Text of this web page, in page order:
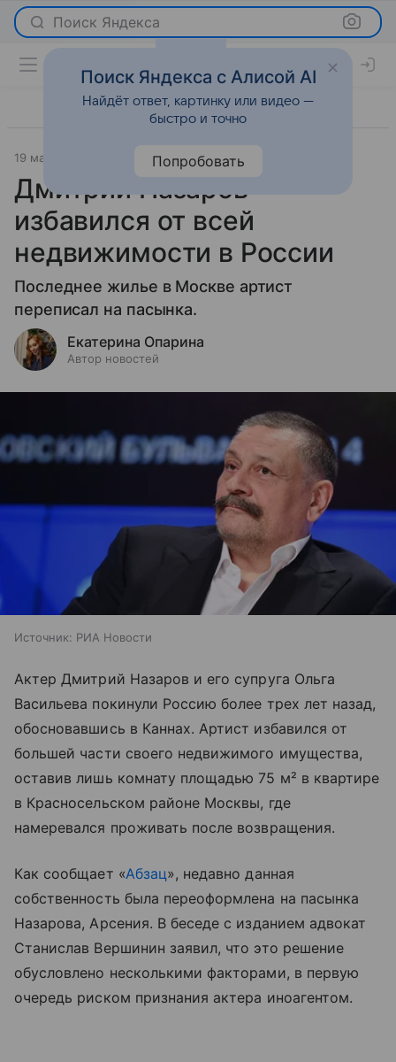
Поиск Яндекса
19 мая 2026 Светская жизнь
Дмитрий Назаров
избавился от всей
недвижимости в России
Последнее жилье в Москве артист
переписал на пасынка.
Екатерина Опарина
Автор новостей
Источник: РИА Новости
Актер Дмитрий Назаров и его супруга Ольга
Васильева покинули Россию более трех лет назад,
обосновавшись в Каннах. Артист избавился от
большей части своего недвижимого имущества,
оставив лишь комнату площадью 75 м² в квартире
в Красносельском районе Москвы, где
намеревался проживать после возвращения.
Как сообщает «Абзац», недавно данная
собственность была переоформлена на пасынка
Назарова, Арсения. В беседе с изданием адвокат
Станислав Вершинин заявил, что это решение
обусловлено несколькими факторами, в первую
очередь риском признания актера иноагентом.
Поиск Яндекса с Алисой AI
Найдёт ответ, картинку или видео —
быстро и точно
Попробовать